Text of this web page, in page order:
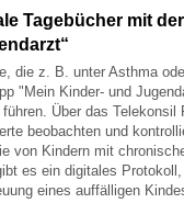
Tagebücher mit
die z. B. unter Asthma
"Mein Kinder- und
Über das Telekonsil
beobachten und
von Kindern mit
es ein digitales
eines auffälligen